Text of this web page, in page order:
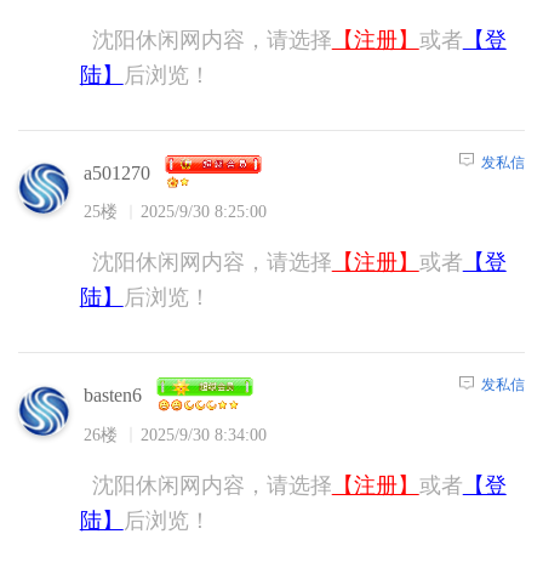
沈阳休闲网内容，请选择 【注册】 或者 【登
陆】
后浏览！
a501270
25楼 2025/9/30 8:25:00
发私信
沈阳休闲网内容，请选择 【注册】 或者 【登
陆】
后浏览！
basten6
26楼 2025/9/30 8:34:00
发私信
沈阳休闲网内容，请选择 【注册】 或者 【登
陆】
后浏览！